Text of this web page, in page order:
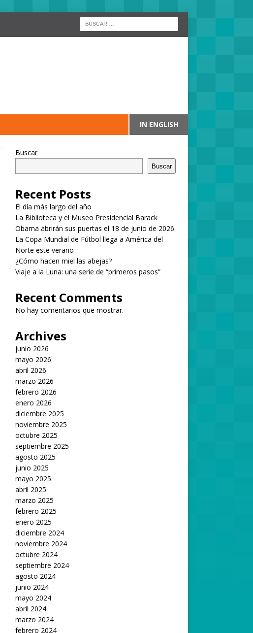
IN ENGLISH
Buscar
Buscar
Recent Posts
El día más largo del año
La Biblioteca y el Museo Presidencial Barack
Obama abrirán sus puertas el 18 de junio de 2026
La Copa Mundial de Fútbol llega a América del
Norte este verano
¿Cómo hacen miel las abejas?
Viaje a la Luna: una serie de “primeros pasos”
Recent Comments
No hay comentarios que mostrar.
Archives
junio 2026
mayo 2026
abril 2026
marzo 2026
febrero 2026
enero 2026
diciembre 2025
noviembre 2025
octubre 2025
septiembre 2025
agosto 2025
junio 2025
mayo 2025
abril 2025
marzo 2025
febrero 2025
enero 2025
diciembre 2024
noviembre 2024
octubre 2024
septiembre 2024
agosto 2024
junio 2024
mayo 2024
abril 2024
marzo 2024
febrero 2024